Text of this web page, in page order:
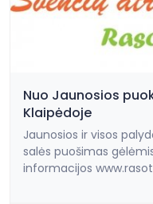
Nuo Jaunosios
Klaipėdoje
Jaunosios ir visos
salės puošimas
informacijos